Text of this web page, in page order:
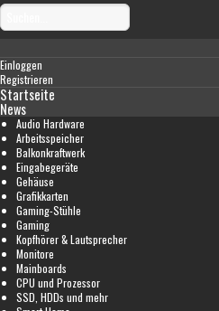
Einloggen
Registrieren
Startseite
News
Audio Hardware
Arbeitsspeicher
Balkonkraftwerk
Eingabegeräte
Gehäuse
Grafikkarten
Gaming-Stühle
Gaming
Kopfhörer & Lautsprecher
Monitore
Mainboards
CPU und Prozessor
SSD, HDDs und mehr